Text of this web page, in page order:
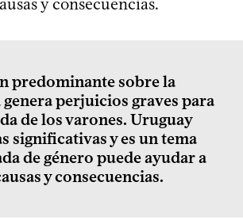
y consecuencias.
predominante sobre la
perjuicios graves para
de los varones. Uruguay
significativas y es un tema
de género puede ayudar a
y consecuencias.